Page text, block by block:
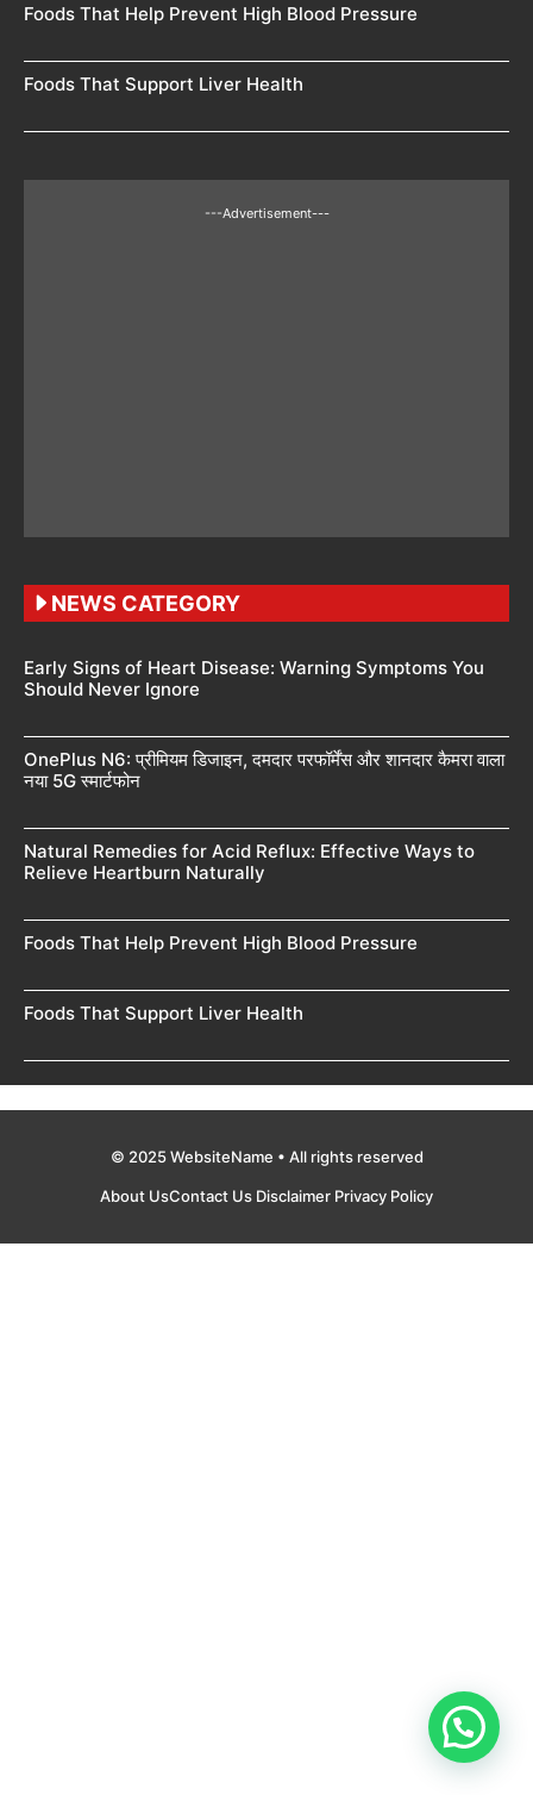
Foods That Help Prevent High Blood Pressure
Foods That Support Liver Health
---Advertisement---
NEWS CATEGORY
Early Signs of Heart Disease: Warning Symptoms You
Should Never Ignore
OnePlus N6: प्रीमियम डिजाइन, दमदार परफॉर्मेंस और शानदार कैमरा वाला
नया 5G स्मार्टफोन
Natural Remedies for Acid Reflux: Effective Ways to
Relieve Heartburn Naturally
Foods That Help Prevent High Blood Pressure
Foods That Support Liver Health
© 2025 WebsiteName • All rights reserved
About UsContact Us Disclaimer Privacy Policy